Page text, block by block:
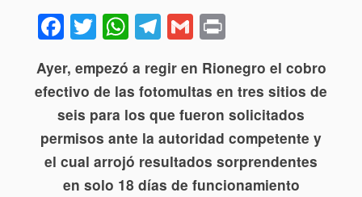
Facebook
Twitter
WhatsApp
Telegram
Gmail
Ayer, empezó a regir en Rionegro el cobro
efectivo de las fotomultas en tres sitios de
seis para los que fueron solicitados
permisos ante la autoridad competente y
el cual arrojó resultados sorprendentes
en solo 18 días de funcionamiento